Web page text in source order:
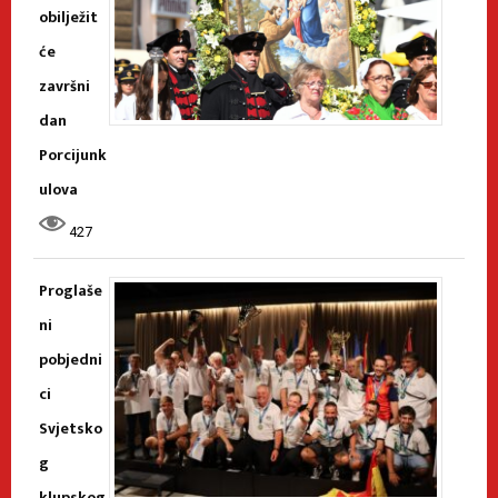
obilježit
će
završni
dan
Porcijunk
ulova
427
Proglaše
ni
pobjedni
ci
Svjetsko
g